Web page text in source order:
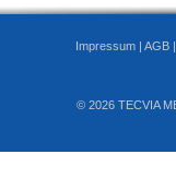
Impressum AGB
© 2026 TECVIA